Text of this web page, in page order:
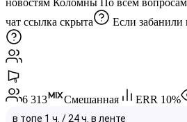
новостям Коломны По всем вопросам
чат ссылка скрыта Если забанили
6 313 Смешанная ERR 10%